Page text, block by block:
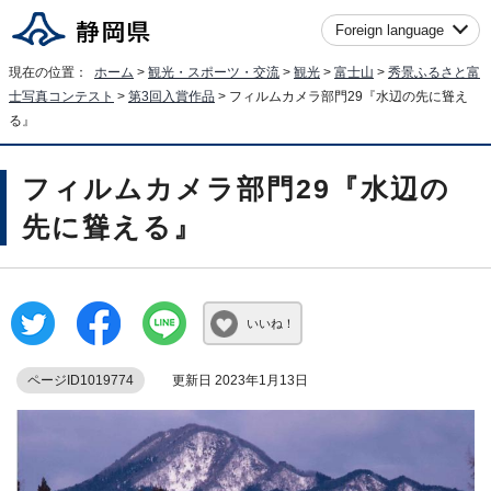
Foreign language
現在の位置： ホーム > 観光・スポーツ・交流 > 観光 > 富士山 > 秀景ふるさと富
士写真コンテスト > 第3回入賞作品 > フィルムカメラ部門29『水辺の先に聳え
る』
フィルムカメラ部門29『水辺の
先に聳える』
いいね！
ページID1019774 更新日 2023年1月13日